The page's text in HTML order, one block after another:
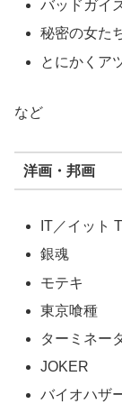
バッドガイ
秘密の女た
とにかくア
など
洋画・邦画
IT／イット
銀魂
モテキ
東京喰種
ターミネー
JOKER
バイオハザ